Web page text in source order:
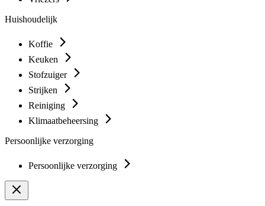
Huishoudelijk
Koffie
Keuken
Stofzuiger
Strijken
Reiniging
Klimaatbeheersing
Persoonlijke verzorging
Persoonlijke verzorging